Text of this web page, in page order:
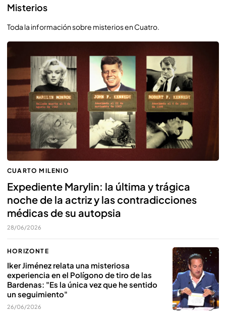
Misterios
Toda la información sobre misterios en Cuatro.
CUARTO MILENIO
Expediente Marylin: la última y trágica
noche de la actriz y las contradicciones
médicas de su autopsia
28/06/2026
HORIZONTE
Iker Jiménez relata una misteriosa
experiencia en el Polígono de tiro de las
Bardenas: "Es la única vez que he sentido
un seguimiento"
26/06/2026